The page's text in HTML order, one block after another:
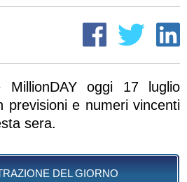
MillionDAY oggi 17 luglio
previsioni e numeri vincenti
sera.
DEL GIORNO